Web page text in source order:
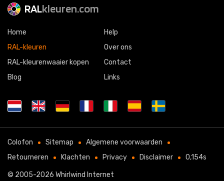
RALkleuren.com
Home
RAL-kleuren
RAL-kleurenwaaier kopen
Blog
Help
Over ons
Contact
Links
Colofon Sitemap
Algemene voorwaarden
Retourneren
Klachten Privacy Disclaimer 0,154s
© 2005-2026 Whirlwind Internet